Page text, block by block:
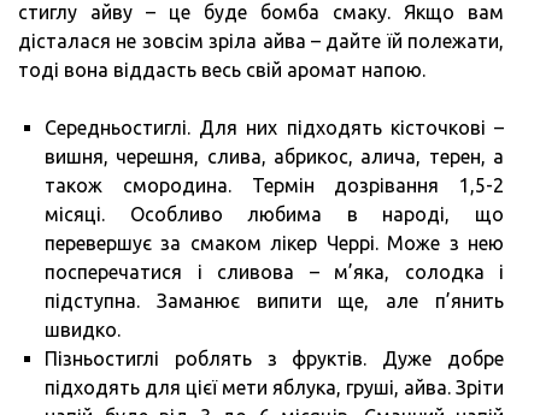
стиглу айву – це буде бомба смаку. Якщо вам
дісталася не зовсім зріла айва – дайте їй полежати,
тоді вона віддасть весь свій аромат напою.
Середньостиглі. Для них підходять кісточкові –
вишня, черешня, слива, абрикос, алича, терен, а
також смородина. Термін дозрівання 1,5-2
місяці. Особливо любима в народі, що
перевершує за смаком лікер Черрі. Може з нею
посперечатися і сливова – м’яка, солодка і
підступна. Заманює випити ще, але п’янить
швидко.
Пізньостиглі роблять з фруктів. Дуже добре
підходять для цієї мети яблука, груші, айва. Зріти